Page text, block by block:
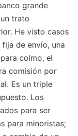
grande
trato
He visto casos
de envío, una
colmo, el
comisión por
Es un triple
Los
para ser
para minoristas;